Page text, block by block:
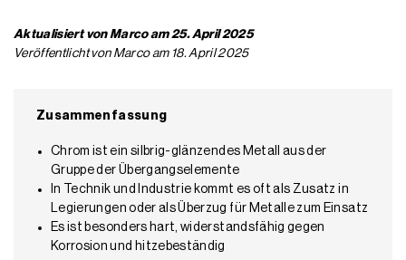
Aktualisiert von Marco am 25. April 2025
Veröffentlicht von Marco am 18. April 2025
Zusammenfassung
Chrom ist ein silbrig-glänzendes Metall aus der
Gruppe der Übergangselemente
In Technik und Industrie kommt es oft als Zusatz in
Legierungen oder als Überzug für Metalle zum Einsatz
Es ist besonders hart, widerstandsfähig gegen
Korrosion und hitzebeständig